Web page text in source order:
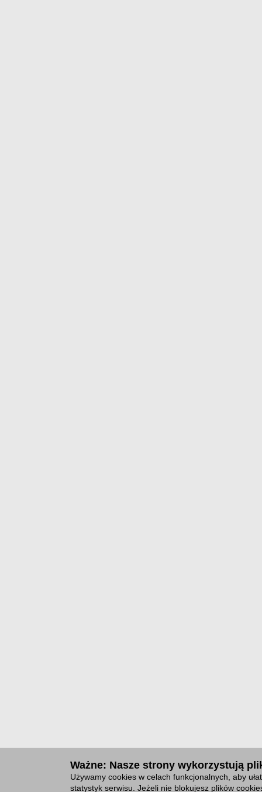
Ważne: Nasze strony wykorzystują
Używamy cookies w celach funkcjonalnych, aby
statystyk serwisu. Jeżeli nie blokujesz plików